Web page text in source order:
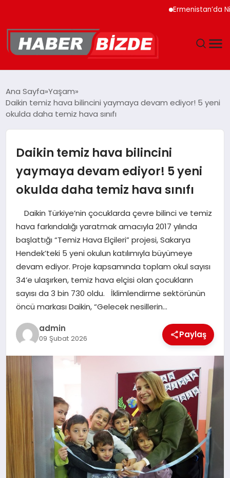
Ermenistan’da Nikol
YAŞAM
MAGAZIN
SPOR
TEKNOLOJI
Ana Sayfa Yaşam
Daikin temiz hava bilincini yaymaya devam ediyor! 5 yeni
okulda daha temiz hava sınıfı
Daikin temiz hava bilincini
yaymaya devam ediyor! 5 yeni
okulda daha temiz hava sınıfı
Daikin Türkiye’nin çocuklarda çevre bilinci ve temiz
hava farkındalığı yaratmak amacıyla 2017 yılında
başlattığı “Temiz Hava Elçileri” projesi, Sakarya
Hendek’teki 5 yeni okulun katılımıyla büyümeye
devam ediyor. Proje kapsamında toplam okul sayısı
34’e ulaşırken, temiz hava elçisi olan çocukların
sayısı da 3 bin 730 oldu. İklimlendirme sektörünün
öncü markası Daikin, “Gelecek nesillerin…
admin
09 Şubat 2026 Paylaş